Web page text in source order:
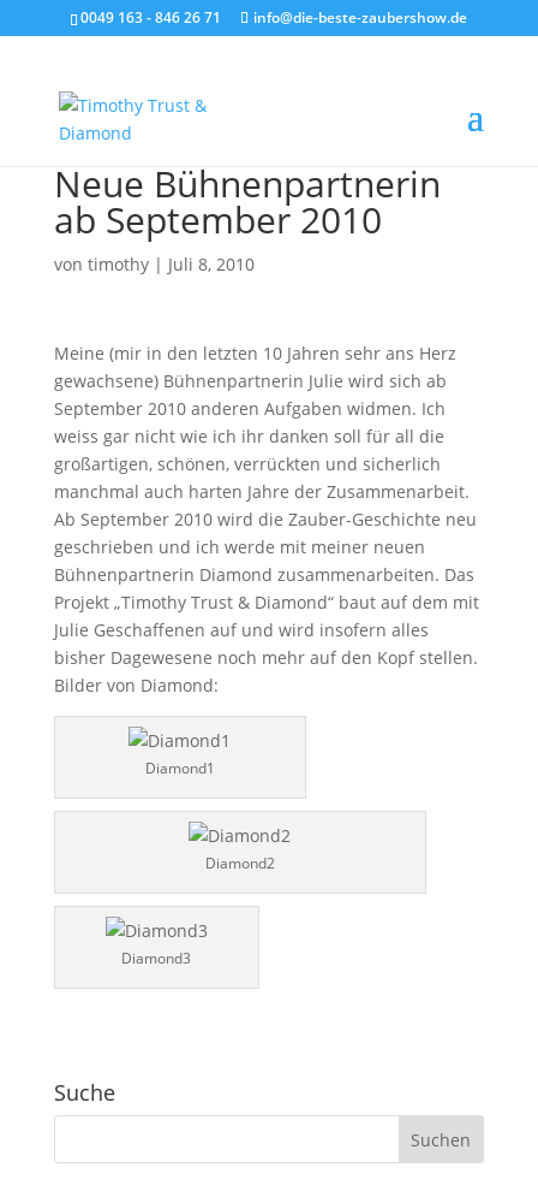
0049 163 - 846 26 71 info@die-beste-zaubershow.de
Neue Bühnenpartnerin
ab September 2010
von timothy| Juli 8, 2010
Meine (mir in den letzten 10 Jahren sehr ans Herz
gewachsene) Bühnenpartnerin Julie wird sich ab
September 2010 anderen Aufgaben widmen. Ich
weiss gar nicht wie ich ihr danken soll für all die
großartigen, schönen, verrückten und sicherlich
manchmal auch harten Jahre der Zusammenarbeit.
Ab September 2010 wird die Zauber-Geschichte neu
geschrieben und ich werde mit meiner neuen
Bühnenpartnerin Diamond zusammenarbeiten. Das
Projekt „Timothy Trust & Diamond“ baut auf dem mit
Julie Geschaffenen auf und wird insofern alles
bisher Dagewesene noch mehr auf den Kopf stellen.
Bilder von Diamond:
Diamond1
Diamond2
Diamond3
Suche